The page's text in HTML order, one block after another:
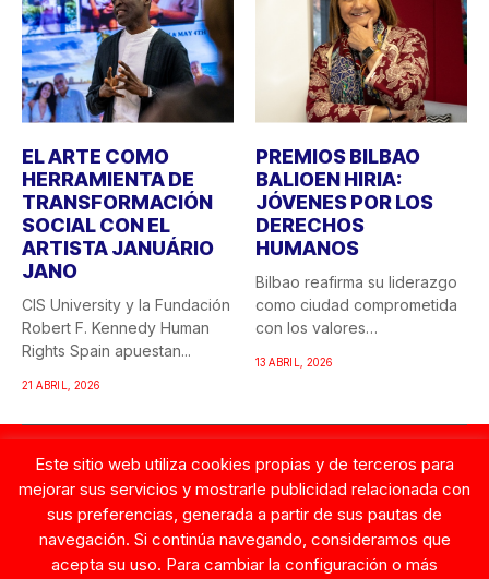
EL ARTE COMO
HERRAMIENTA DE
TRANSFORMACIÓN
SOCIAL CON EL
ARTISTA JANUÁRIO
JANO
CIS University y la Fundación
Robert F. Kennedy Human
Rights Spain apuestan...
21 ABRIL, 2026
PREMIOS BILBAO
BALIOEN HIRIA:
JÓVENES POR LOS
DERECHOS
HUMANOS
Bilbao reafirma su liderazgo
como ciudad comprometida
con los valores
13 ABRIL, 2026
© Copyright 2026. Tentaciones de Mujer.
Contacto
Este sitio web utiliza cookies propias y de terceros para
mejorar sus servicios y mostrarle publicidad relacionada con
sus preferencias, generada a partir de sus pautas de
navegación. Si continúa navegando, consideramos que
acepta su uso. Para cambiar la configuración o más